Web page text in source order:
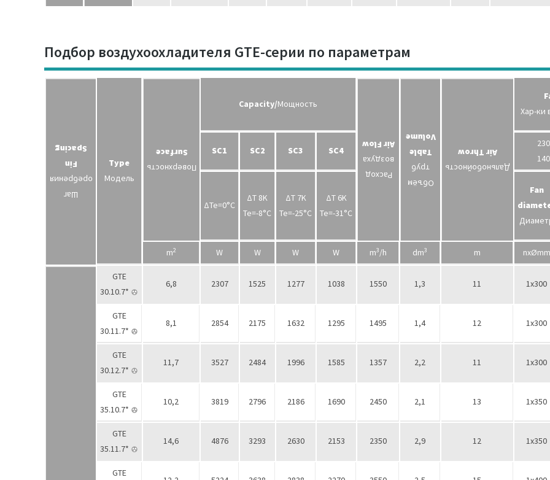
Подбор воздухоохладителя GTE-серии по параметрам
Шаг
оребрения
Fin
Spacing
Type
Модель
Поверхность
Surface
Capacity/Мощность
Расход
воздуха
Air Flow
Объём
труб
Table
Volume
Дальнобойность
Air Throw
Хар-ки
SC1 SC2 SC3 SC4
ΔTe=0°С
ΔT 8K
Te=-8°С
ΔT 7K
Te=-25°С
ΔT 6K
Te=-31°С
Fan
m2 W W W W m3/h dm3 m nxØmm
GTE
30.10.7*
6,8 2307 1525 1277 1038 1550 1,3 11 1x300
GTE
30.11.7*
8,1 2854 2175 1632 1295 1495 1,4 12 1x300
GTE
30.12.7*
11,7 3527 2484 1996 1585 1357 2,2 11 1x300
GTE
35.10.7*
10,2 3819 2796 2186 1690 2450 2,1 13 1x350
GTE
35.11.7*
14,6 4876 3293 2630 2153 2350 2,9 12 1x350
GTE